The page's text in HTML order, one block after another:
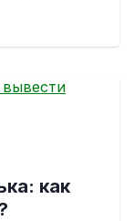
как